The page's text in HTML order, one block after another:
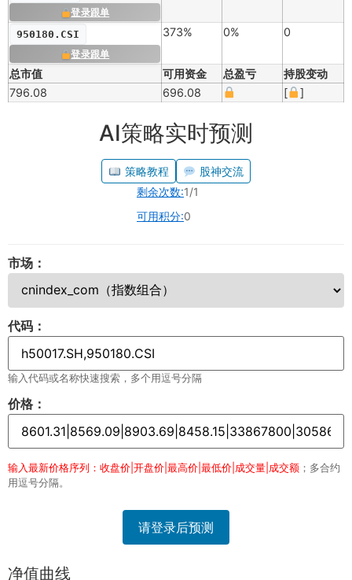
登录跟单
950180.CSI
登录跟单
373% 0% 0
总市值 可用资金 总盈亏
持股变动
796.08
696.08 [ ]
AI策略实时预测
策略教程
股神交流
剩余次数:1/1
可用积分:0
市场：
代码：
输入代码或名称快速搜索，多个用逗号分隔
价格：
输入最新价格序列：收盘价|开盘价|最高价|最低价|成交量|成交额 ；多合约
用逗号分隔。
请登录后预测
净值曲线